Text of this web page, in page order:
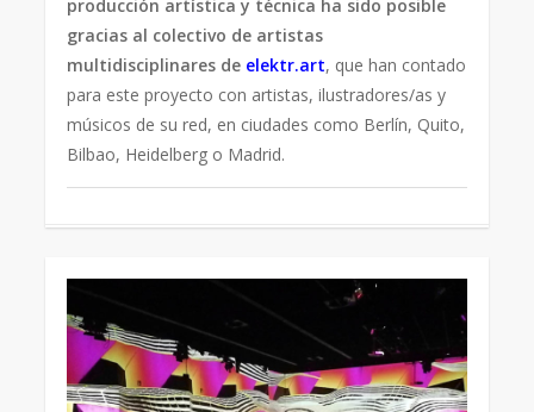
producción artística y técnica ha sido posible
gracias al colectivo de artistas
multidisciplinares de elektr.art, que han contado
para este proyecto con artistas, ilustradores/as y
músicos de su red, en ciudades como Berlín, Quito,
Bilbao, Heidelberg o Madrid.